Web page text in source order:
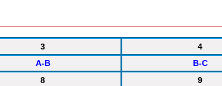
3 4
A-B B-C
8 9